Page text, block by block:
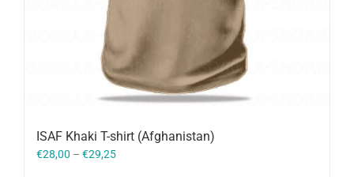
ISAF Khaki T-shirt (Afghanistan)
€28,00 – €29,25